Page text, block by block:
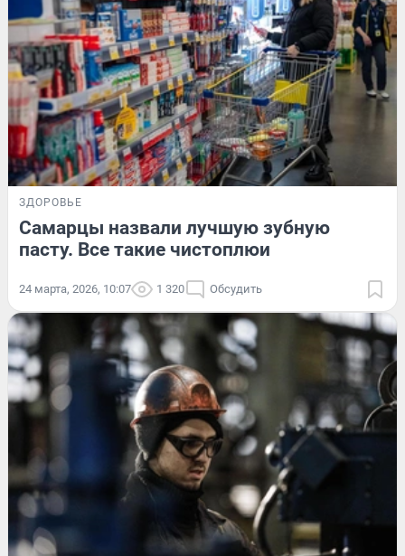
ЗДОРОВЬЕ
Самарцы назвали лучшую зубную
пасту. Все такие чистоплюи
24 марта, 2026, 10:07 1 320 Обсудить